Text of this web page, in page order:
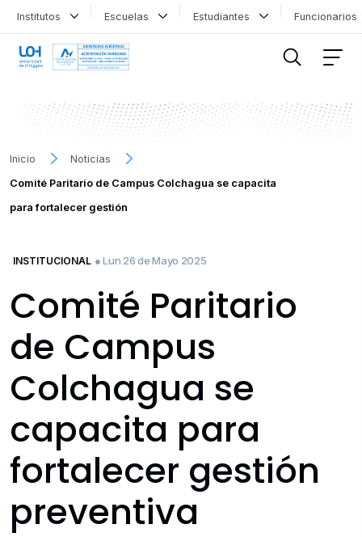
Institutos Escuelas Estudiantes
Inicio
Noticias
Comité Paritario de Campus Colchagua se capacita
para fortalecer gestión
INSTITUCIONAL ● Lun 26 de Mayo 2025
Comité Paritario
de Campus
Colchagua se
capacita para
fortalecer gestión
preventiva